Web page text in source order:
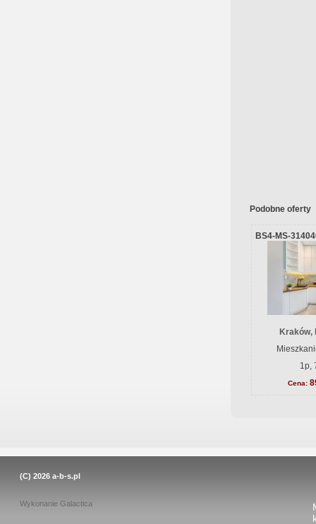
Podobne oferty
BS4-MS-
Kraków,
1p,
Cena:
(C) 2026 a-b-s.pl
Wykonanie Galactica